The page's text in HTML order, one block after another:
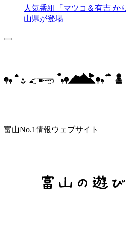
人気番組「マツコ＆有吉 か
山県が登場
富山No.1情報ウェブサイト